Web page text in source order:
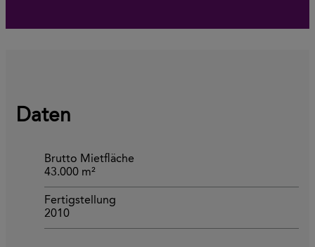
Daten
Brutto Mietfläche
43.000 m²
Fertigstellung
2010